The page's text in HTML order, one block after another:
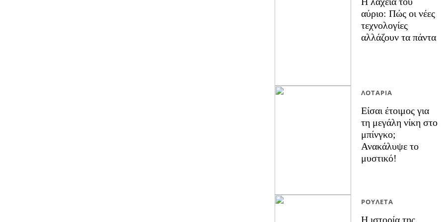
αύριο: Πώς οι νέες
τεχνολογίες
αλλάζουν τα πάντα
Είσαι έτοιμος για
τη μεγάλη νίκη στο
μπίνγκο;
Ανακάλυψε το
μυστικό!
ΛΟΤΑΡΊΑ
Η ιστορία της
ΡΟΥΛΈΤΑ